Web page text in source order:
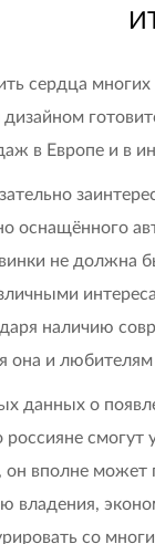
сердца
в Европе и в
не должна
наличию
она и
данных о
вполне может
владения,
со